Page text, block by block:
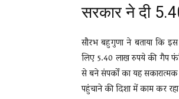
सरकार ने दी
सौरभ बहुगुणा ने बताया कि
लिए 5.40 लाख रुपये की गैप
से बने संपर्कों का यह सकारात्मक
पहुंचाने की दिशा में काम कर